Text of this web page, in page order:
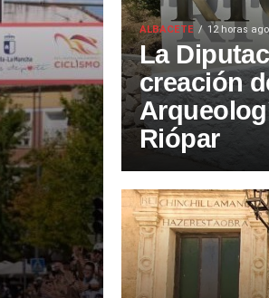
ALBACETE 12 horas ago
La
creación
Riópar